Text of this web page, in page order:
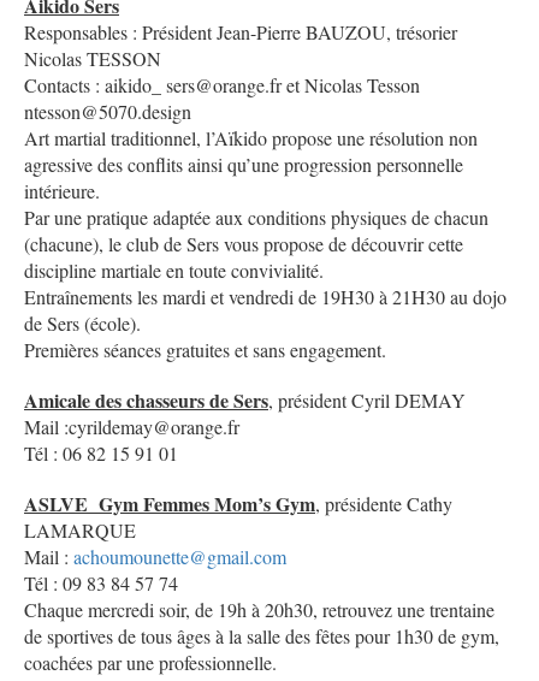
Responsables : Président Jean-Pierre BAUZOU, trésorier
Nicolas TESSON
Contacts : aikido_ sers@orange.fr et Nicolas Tesson
ntesson@5070.design
Art martial traditionnel, l’Aïkido propose une résolution non
agressive des conflits ainsi qu’une progression personnelle
intérieure.
Par une pratique adaptée aux conditions physiques de chacun
(chacune), le club de Sers vous propose de découvrir cette
discipline martiale en toute convivialité.
Entraînements les mardi et vendredi de 19H30 à 21H30 au dojo
de Sers (école).
Premières séances gratuites et sans engagement.
Amicale des chasseurs de Sers, président Cyril DEMAY
Mail :cyrildemay@orange.fr
Tél : 06 82 15 91 01
ASLVE Gym Femmes Mom’s Gym, présidente Cathy
LAMARQUE
Mail : achoumounette@gmail.com
Tél : 09 83 84 57 74
Chaque mercredi soir, de 19h à 20h30, retrouvez une trentaine
de sportives de tous âges à la salle des fêtes pour 1h30 de gym,
coachées par une professionnelle.